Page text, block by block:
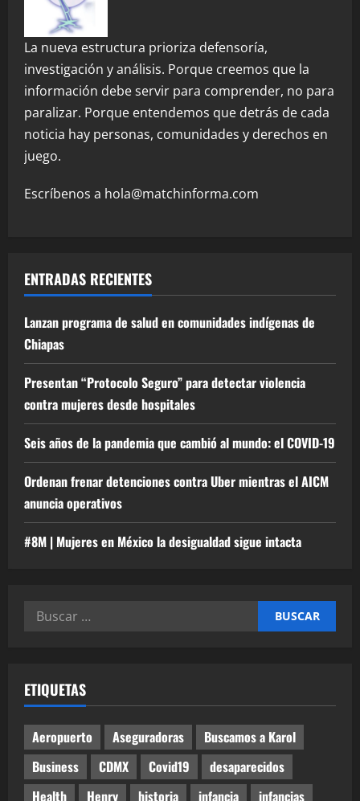
La nueva estructura prioriza defensoría,
investigación y análisis. Porque creemos que la
información debe servir para comprender, no para
paralizar. Porque entendemos que detrás de cada
noticia hay personas, comunidades y derechos en
juego.
Escríbenos a hola@matchinforma.com
ENTRADAS RECIENTES
Lanzan programa de salud en comunidades indígenas de
Chiapas
Presentan “Protocolo Seguro” para detectar violencia
contra mujeres desde hospitales
Seis años de la pandemia que cambió al mundo: el COVID-19
Ordenan frenar detenciones contra Uber mientras el AICM
anuncia operativos
#8M | Mujeres en México la desigualdad sigue intacta
Buscar:
ETIQUETAS
Aeropuerto Aseguradoras
Buscamos a Karol
Business
CDMX Covid19
desaparecidos
Health
Henry historia infancia infancias